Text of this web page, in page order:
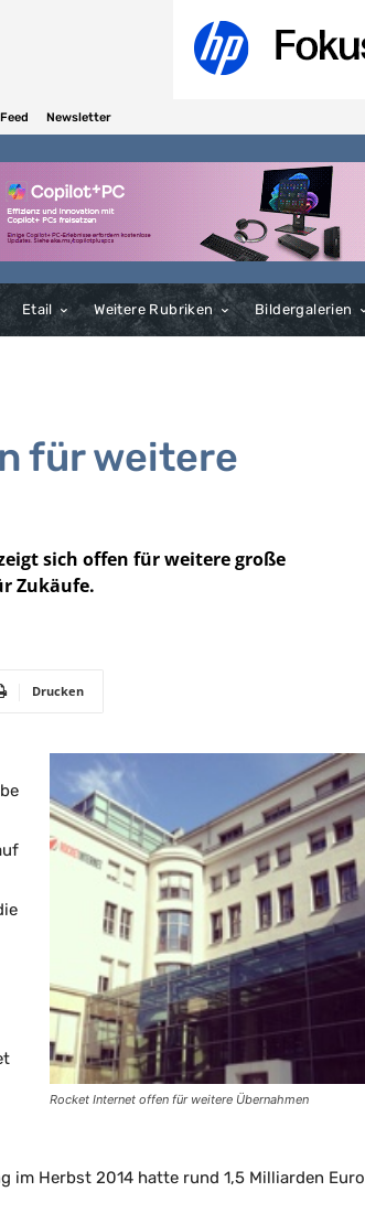
Newsletter
Etail Weitere Rubriken Bildergalerien
für weitere
sich offen für weitere große
Zukäufe.
Drucken
Rocket Internet offen für weitere Übernahmen
im Herbst 2014 hatte rund 1,5 Milliarden Euro